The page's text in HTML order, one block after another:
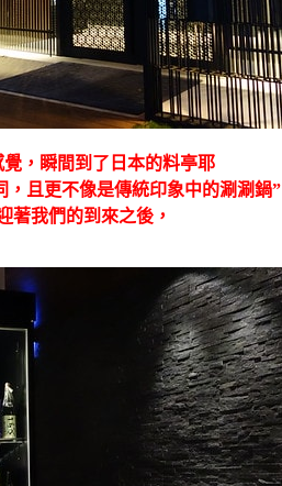
，瞬間到了日本的料亭耶
且更不像是傳統印象中的涮涮鍋”
著我們的到來之後，